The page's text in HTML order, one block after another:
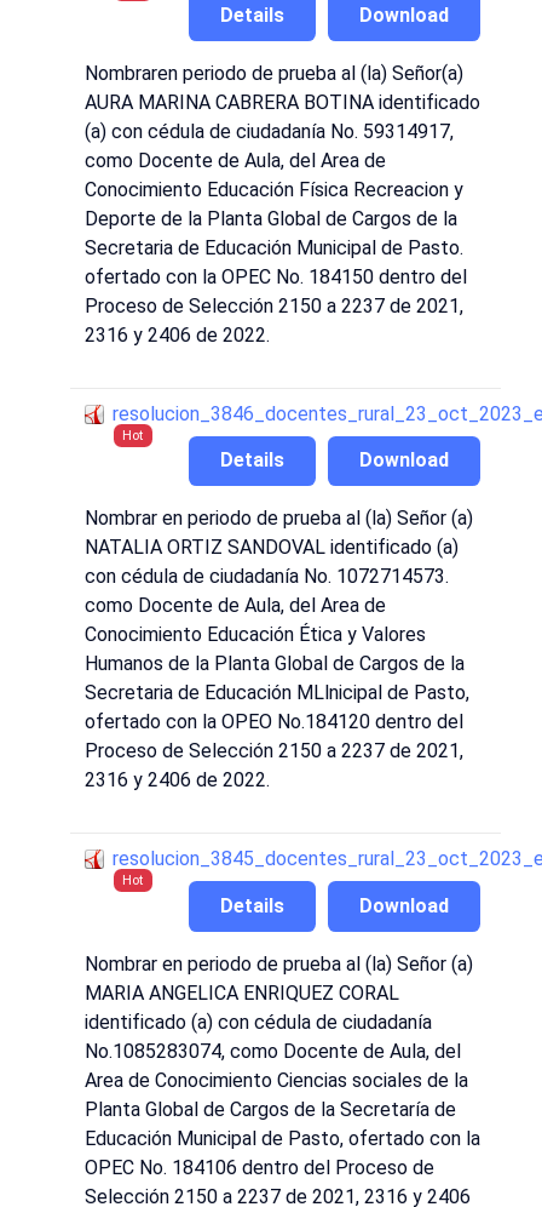
Download
Details
Nombraren periodo de prueba al (la) Señor(a)
AURA MARINA CABRERA BOTINA identificado
(a) con cédula de ciudadanía No. 59314917,
como Docente de Aula, del Area de
Conocimiento Educación Física Recreacion y
Deporte de la Planta Global de Cargos de la
Secretaria de Educación Municipal de Pasto.
ofertado con la OPEC No. 184150 dentro del
Proceso de Selección 2150 a 2237 de 2021,
2316 y 2406 de 2022.
Hot
Download
Details
Nombrar en periodo de prueba al (la) Señor (a)
NATALIA ORTIZ SANDOVAL identificado (a)
con cédula de ciudadanía No. 1072714573.
como Docente de Aula, del Area de
Conocimiento Educación Ética y Valores
Humanos de la Planta Global de Cargos de la
Secretaria de Educación MLlnicipal de Pasto,
ofertado con la OPEO No.184120 dentro del
Proceso de Selección 2150 a 2237 de 2021,
2316 y 2406 de 2022.
Hot
Download
Details
Nombrar en periodo de prueba al (la) Señor (a)
MARIA ANGELICA ENRIQUEZ CORAL
identificado (a) con cédula de ciudadanía
No.1085283074, como Docente de Aula, del
Area de Conocimiento Ciencias sociales de la
Planta Global de Cargos de la Secretaría de
Educación Municipal de Pasto, ofertado con la
OPEC No. 184106 dentro del Proceso de
Selección 2150 a 2237 de 2021, 2316 y 2406